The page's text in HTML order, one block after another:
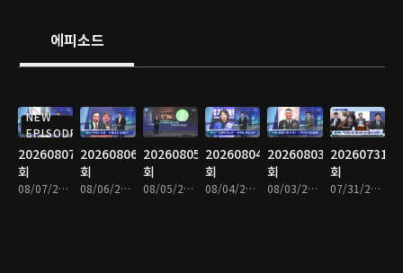
에피소드
NEW
EPISODE
20260807
회
08/07/2026 • 1시간 35분
20260806
회
08/06/2026 • 1시간 34분
20260805
회
08/05/2026 • 1시간 35분
20260804
회
08/04/2026 • 1시간 33분
20260803
회
08/03/2026 • 1시간 34분
20260731
회
07/31/2026 • 1시간 34분